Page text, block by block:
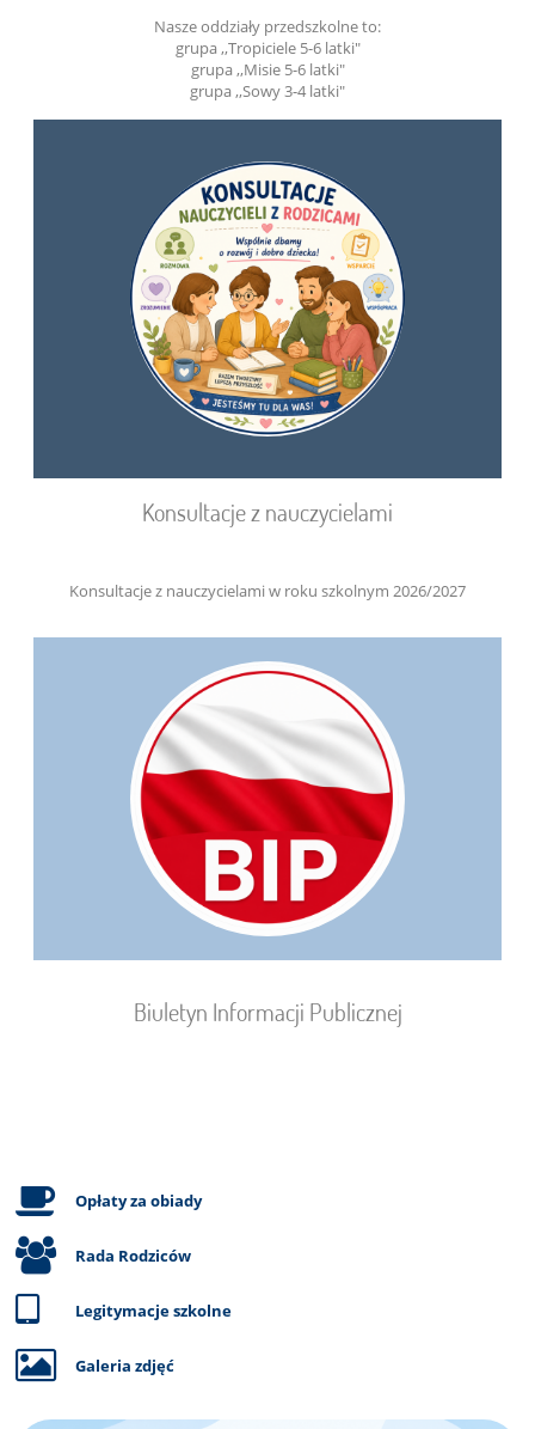
Nasze oddziały przedszkolne to:
grupa ,,Tropiciele 5-6 latki"
grupa ,,Misie 5-6 latki"
grupa ,,Sowy 3-4 latki"
Konsultacje z nauczycielami
Konsultacje z nauczycielami w roku szkolnym 2026/2027
Biuletyn Informacji Publicznej
Opłaty za obiady
Rada Rodziców
Legitymacje szkolne
Galeria zdjęć